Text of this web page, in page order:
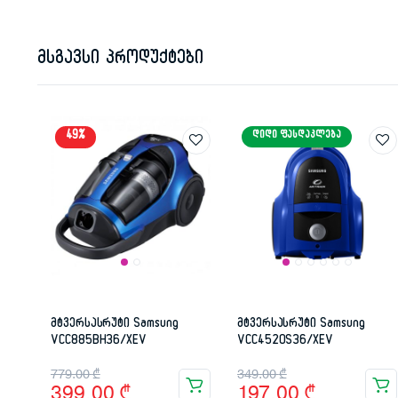
მსგავსი პროდუქტები
49%
მტვერსასრუტი Samsung
VCC885BH36/XEV
779.00₾
Original
Current
ᲓᲘᲓᲘ ᲤᲐᲡᲓᲐᲙᲚᲔᲑᲐ
მტვერსასრუტი Samsung
VCC4520S36/XEV
349.00₾
Original
Current